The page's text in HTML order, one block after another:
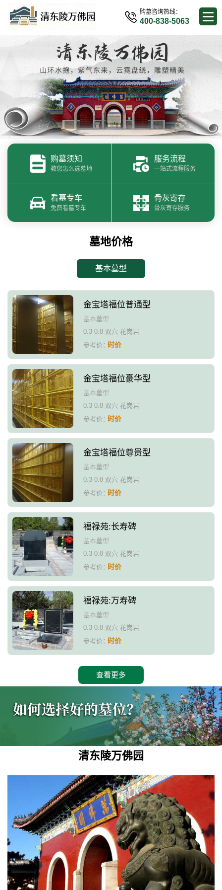
购墓咨询热线：
400-838-5063
购墓须知
教您怎么选墓地
服务流程
一站式流程服务
看墓专车
免费看墓专车
骨灰寄存
骨灰寄存服务
墓地价格
基本墓型
金宝塔福位普通型
基本墓型
0.3-0.8 双穴 花岗岩
参考价：时价
金宝塔福位豪华型
基本墓型
0.3-0.8 双穴 花岗岩
参考价：时价
金宝塔福位尊贵型
基本墓型
0.3-0.8 双穴 花岗岩
参考价：时价
福禄苑:长寿碑
基本墓型
0.3-0.8 双穴 花岗岩
参考价：时价
福禄苑:万寿碑
基本墓型
0.3-0.8 双穴 花岗岩
参考价：时价
查看更多
清东陵万佛园